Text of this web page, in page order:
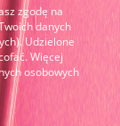
zgodę na
danych
Udzielone
Więcej
osobowych